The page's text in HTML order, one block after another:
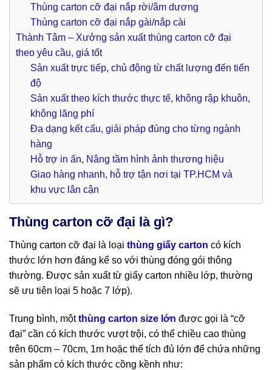
Thùng carton cỡ đại nắp rời/âm dương
Thùng carton cỡ đại nắp gài/nắp cài
Thành Tâm – Xưởng sản xuất thùng carton cỡ đại
theo yêu cầu, giá tốt
Sản xuất trực tiếp, chủ động từ chất lượng đến tiến
độ
Sản xuất theo kích thước thực tế, không rập khuôn,
không lãng phí
Đa dạng kết cấu, giải pháp đúng cho từng ngành
hàng
Hỗ trợ in ấn, Nâng tầm hình ảnh thương hiệu
Giao hàng nhanh, hỗ trợ tận nơi tại TP.HCM và
khu vực lân cận
Thùng carton cỡ đại là gì?
Thùng carton cỡ đại là loại thùng giấy carton có kích
thước lớn hơn đáng kể so với thùng đóng gói thông
thường. Được sản xuất từ giấy carton nhiều lớp, thường
sẽ ưu tiên loại 5 hoặc 7 lớp).
Trung bình, mộtthùng carton size lớn được gọi là “cỡ
đại” cần có kích thước vượt trội, có thể chiều cao thùng
trên 60cm – 70cm, 1m hoặc thể tích đủ lớn để chứa những
sản phẩm có kích thước cồng kềnh như: